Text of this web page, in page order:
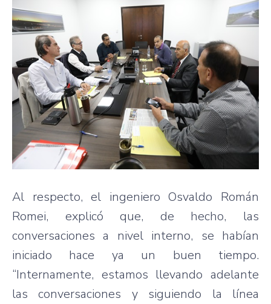
Al respecto, el ingeniero Osvaldo Román
Romei, explicó que, de hecho, las
conversaciones a nivel interno, se habían
iniciado hace ya un buen tiempo.
“Internamente, estamos llevando adelante
las conversaciones y siguiendo la línea